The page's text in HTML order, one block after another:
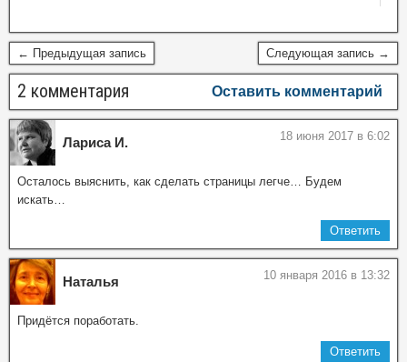
← Предыдущая запись Следующая запись →
2 комментария Оставить комментарий
Лариса И. 18 июня 2017 в 6:02
Осталось выяснить, как сделать страницы легче… Будем
искать…
Ответить
Наталья 10 января 2016 в 13:32
Придётся поработать.
Ответить